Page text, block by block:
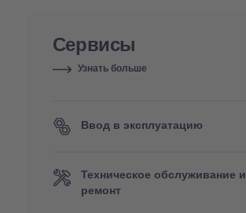
Сервисы
Узнать больше
Ввод в эксплуатацию
Техническое обслуживание и
ремонт